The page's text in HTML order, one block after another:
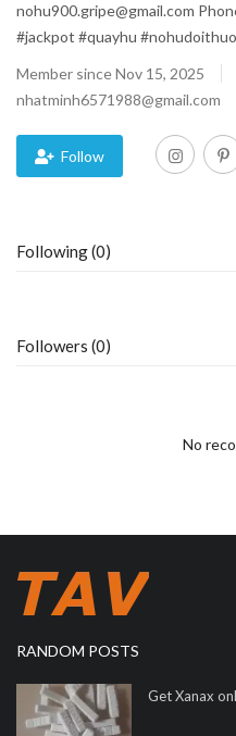
Trending
Fashion
News
nohu900.gripe@gmail.com
#jackpot #quayhu
Member since Nov 15, 2025
nhatminh6571988@gmail.com
Follow
Following (0)
Followers (0)
No
RANDOM POSTS
Get Xanax